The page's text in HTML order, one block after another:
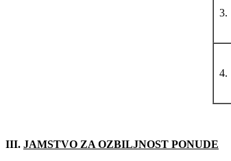
3.
4.
III. JAMSTVO ZA OZBILJNOST PONUDE